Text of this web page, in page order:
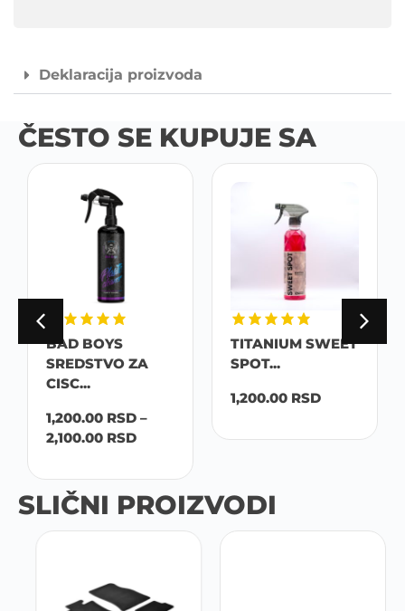
Deklaracija proizvoda
ČESTO SE KUPUJE SA
BAD BOYS
SREDSTVO ZA
CISC...
1,200.00 RSD –
2,100.00 RSD
TITANIUM SWEET
SPOT...
1,200.00 RSD
SLIČNI PROIZVODI